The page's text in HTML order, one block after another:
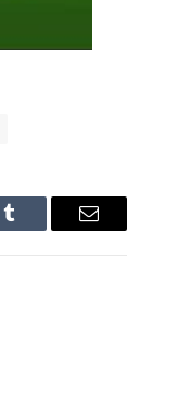
Tumblr Email